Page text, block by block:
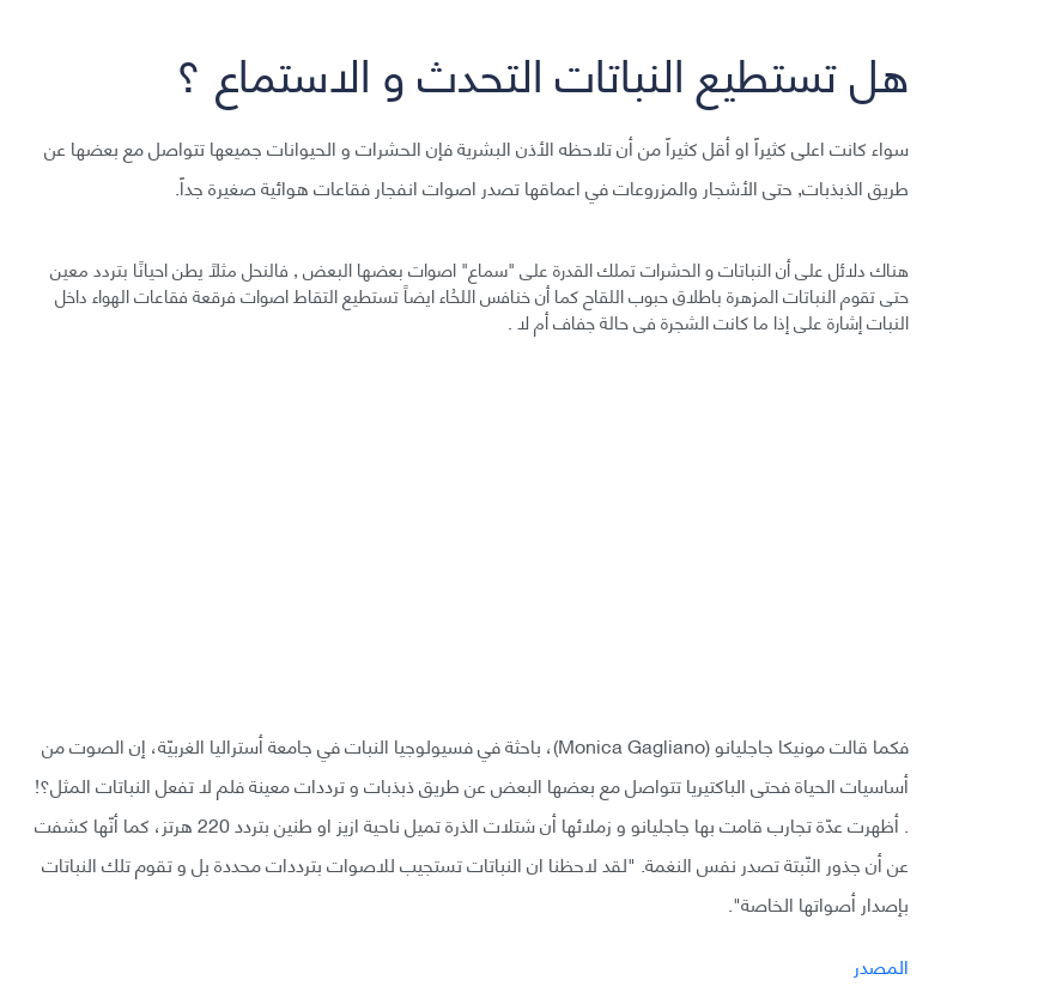
هل تستطيع النباتات التحدث و الاستماع ؟
سواء كانت اعلى كثيراً او أقل كثيراً من أن تلاحظه الأذن البشرية فإن الحشرات و الحيوانات جميعها تتواصل مع بعضها عن
طريق الذبذبات, حتى الأشجار والمزروعات في اعماقها تصدر اصوات انفجار فقاعات هوائية صغيرة جداً.
هناك دلائل على أن النباتات و الحشرات تملك القدرة على "سماع" اصوات بعضها البعض , فالنحل مثلاً يطن احيانًا بتردد معين
حتى تقوم النباتات المزهرة باطلاق حبوب اللقاح كما أن خنافس اللحُاء ايضاً تستطيع التقاط اصوات فرقعة فقاعات الهواء داخل
النبات إشارة على إذا ما كانت الشجرة فى حالة جفاف أم لا .
فكما قالت مونيكا جاجليانو (Monica Gagliano)، باحثة في فسيولوجيا النبات في جامعة أستراليا الغربيّة، إن الصوت من
أساسيات الحياة فحتى الباكتيريا تتواصل مع بعضها البعض عن طريق ذبذبات و ترددات معينة فلم لا تفعل النباتات المثل؟!
. أظهرت عدّة تجارب قامت بها جاجليانو و زملائها أن شتلات الذرة تميل ناحية ازيز او طنين بتردد 220 هرتز، كما أنّها كشفت
عن أن جذور النّبتة تصدر نفس النغمة. "لقد لاحظنا ان النباتات تستجيب للاصوات بترددات محددة بل و تقوم تلك النباتات
بإصدار أصواتها الخاصة".
المصدر